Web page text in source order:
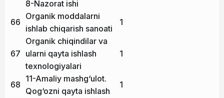
8-Nazorat ishi
66
Organik moddalarni
ishlab chiqarish sanoati
1
67
Organik chiqindilar va
ularni qayta ishlash
texnologiyalari
1
68
11-Amaliy mashg‘ulot.
Qog‘ozni qayta ishlash
1